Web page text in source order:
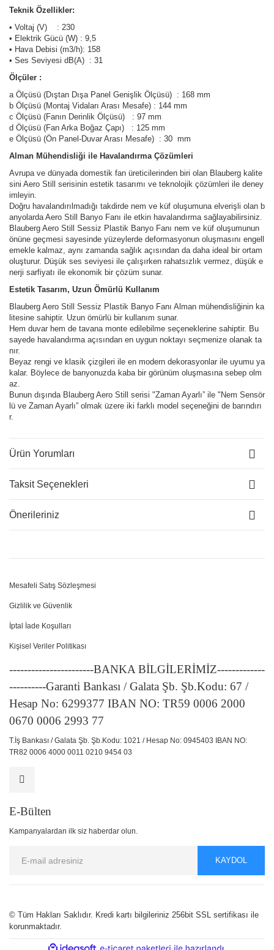
Teknik Özellikler:
• Voltaj (V) : 230
• Elektrik Gücü (W) : 9,5
• Hava Debisi (m3/h): 158
• Ses Seviyesi dB(A) : 31
Ölçüler :
a Ölçüsü (Dıştan Dışa Panel Genişlik Ölçüsü) : 168 mm
b Ölçüsü (Montaj Vidaları Arası Mesafe) : 144 mm
c Ölçüsü (Fanın Derinlik Ölçüsü) : 97 mm
d Ölçüsü (Fan Arka Boğaz Çapı) : 125 mm
e Ölçüsü (Ön Panel-Duvar Arası Mesafe) : 30 mm
Alman Mühendisliği ile Havalandırma Çözümleri
Avrupa ve dünyada domestik fan üreticilerinden biri olan Blauberg kalite
sini Aero Still serisinin estetik tasarımı ve teknolojik çözümleri ile deney
imleyin.
Doğru havalandırılmadığı takdirde nem ve küf oluşumuna elverişli olan b
anyolarda Aero Still Banyo Fanı ile etkin havalandırma sağlayabilirsiniz.
Blauberg Aero Still Sessiz Plastik Banyo Fanı nem ve küf oluşumunun
önüne geçmesi sayesinde yüzeylerde deformasyonun oluşmasını engell
emekle kalmaz, aynı zamanda sağlık açısından da daha ideal bir ortam
oluşturur. Düşük ses seviyesi ile çalışırken rahatsızlık vermez, düşük e
nerji sarfiyatı ile ekonomik bir çözüm sunar.
Estetik Tasarım, Uzun Ömürlü Kullanım
Blauberg Aero Still Sessiz Plastik Banyo Fanı Alman mühendisliğinin ka
litesine sahiptir. Uzun ömürlü bir kullanım sunar.
Hem duvar hem de tavana monte edilebilme seçeneklerine sahiptir. Bu
sayede havalandırma açısından en uygun noktayı seçmenize olanak ta
nır.
Beyaz rengi ve klasik çizgileri ile en modern dekorasyonlar ile uyumu ya
kalar. Böylece de banyonuzda kaba bir görünüm oluşmasına sebep olm
az.
Bunun dışında Blauberg Aero Still serisi "Zaman Ayarlı” ile "Nem Sensör
lü ve Zaman Ayarlı” olmak üzere iki farklı model seçeneğini de barındırı
r.
Ürün Yorumları
Taksit Seçenekleri
Önerileriniz
Mesafeli Satış Sözleşmesi
Gizlilik ve Güvenlik
İptal İade Koşulları
Kişisel Veriler Politikası
-----------------------BANKA BİLGİLERİMİZ-------------
----------Garanti Bankası / Galata Şb. Şb.Kodu: 67 /
Hesap No: 6299377 IBAN NO: TR59 0006 2000
0670 0006 2993 77
T.İş Bankası / Galata Şb. Şb.Kodu: 1021 / Hesap No: 0945403 IBAN NO:
TR82 0006 4000 0011 0210 9454 03
E-Bülten
Kampanyalardan ilk siz haberdar olun.
KAYDOL
© Tüm Hakları Saklıdır. Kredi kartı bilgileriniz 256bit SSL sertifikası ile
korunmaktadır.
ideasoft